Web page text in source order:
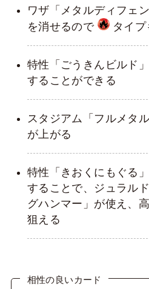
ワザ「メタルディフェ
を消せるので
タイプ
特性「ごうきんビルド
することができる
スタジアム「フルメタ
が上がる
特性「きおくにもぐる
することで、ジュラル
グハンマー」が使え、
狙える
相性の良いカード